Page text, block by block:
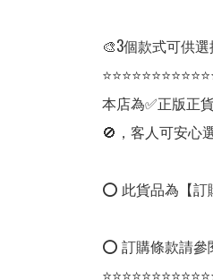
🎨3個款式可供選
本店為✅正版正
🚫，客人可安心
⭕ 此貨品為【訂
⭕ 訂購條款請參